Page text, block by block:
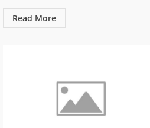
Read More